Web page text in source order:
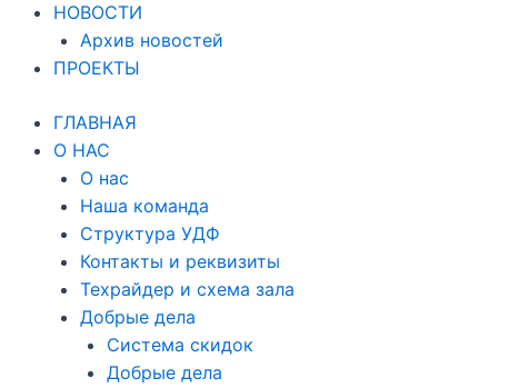
НОВОСТИ
Архив новостей
ПРОЕКТЫ
ГЛАВНАЯ
О НАС
О нас
Наша команда
Структура УДФ
Контакты и реквизиты
Техрайдер и схема зала
Добрые дела
Система скидок
Добрые дела